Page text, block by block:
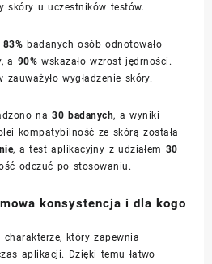
skóry u uczestników testów.
83% badanych osób odnotowało
a 90% wskazało wzrost jędrności.
zauważyło wygładzenie skóry.
na30 badanych, a wyniki
kompatybilność ze skórą została
, a test aplikacyjny z udziałem 30
odczuć po stosowaniu.
konsystencja i dla kogo
który zapewnia
aplikacji. Dzięki temu łatwo